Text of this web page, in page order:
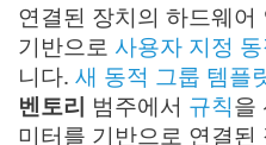
연결된 장치의 하드웨
기반으로 사용자 지정
니다. 새 동적 그룹 템플
벤토리 범주에서 규칙을
미터를 기반으로 연결